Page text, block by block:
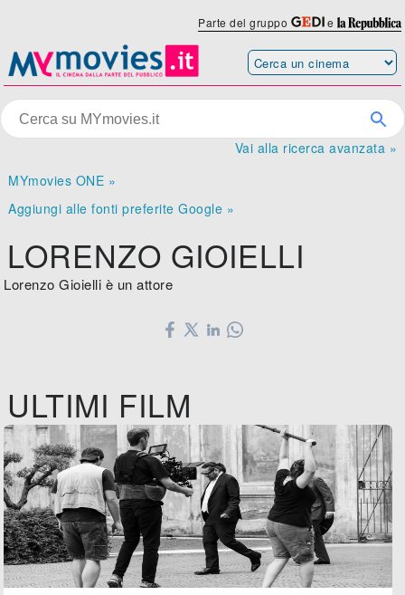
Parte del gruppo e
Vai alla ricerca avanzata »
MYmovies ONE »
Aggiungi alle fonti preferite Google »
LORENZO GIOIELLI
Lorenzo Gioielli è un attore
ULTIMI FILM